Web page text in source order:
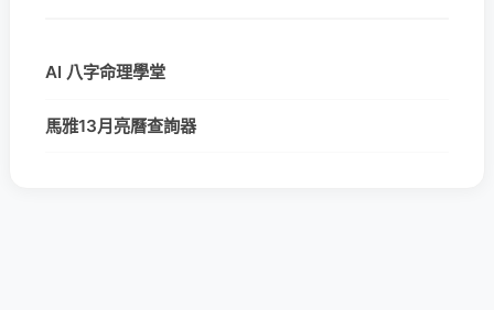
AI 八字命理學堂
馬雅13月亮曆查詢器